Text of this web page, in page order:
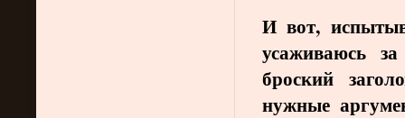
И вот,
усаживаюсь
броский
нужные